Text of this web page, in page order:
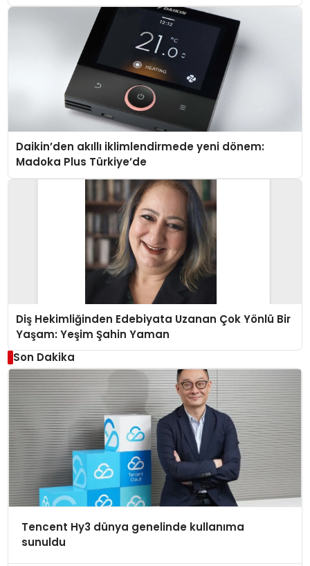
Daikin’den akıllı iklimlendirmede yeni dönem:
Madoka Plus Türkiye’de
Diş Hekimliğinden Edebiyata Uzanan Çok Yönlü Bir
Yaşam: Yeşim Şahin Yaman
Son Dakika
Tencent Hy3 dünya genelinde kullanıma
sunuldu